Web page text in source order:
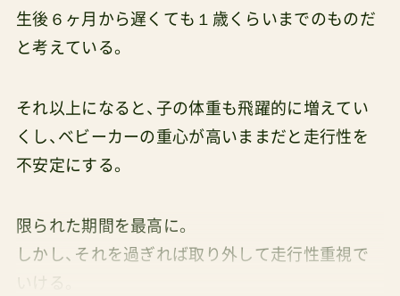
生後６ヶ月から遅くても１歳くらいまでのものだ
と考えている。
それ以上になると、子の体重も飛躍的に増えてい
くし、ベビーカーの重心が高いままだと走行性を
不安定にする。
限られた期間を最高に。
しかし、それを過ぎれば取り外して走行性重視で
いける。